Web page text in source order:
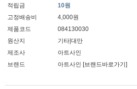
적립금
10원
고정배송비
4,000원
제품코드
084130030
원산지
기타|대만
제조사
아트사인
브랜드
아트사인 [브랜드바로가기]